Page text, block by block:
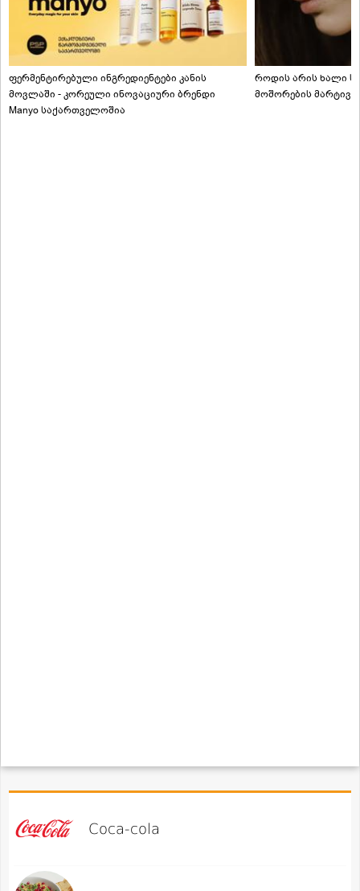
ფერმენტირებული ინგრედიენტები კანის
მოვლაში - კორეული ინოვაციური ბრენდი
Manyo საქართველოშია
როდის არის ხალი
მოშორების
Coca-cola